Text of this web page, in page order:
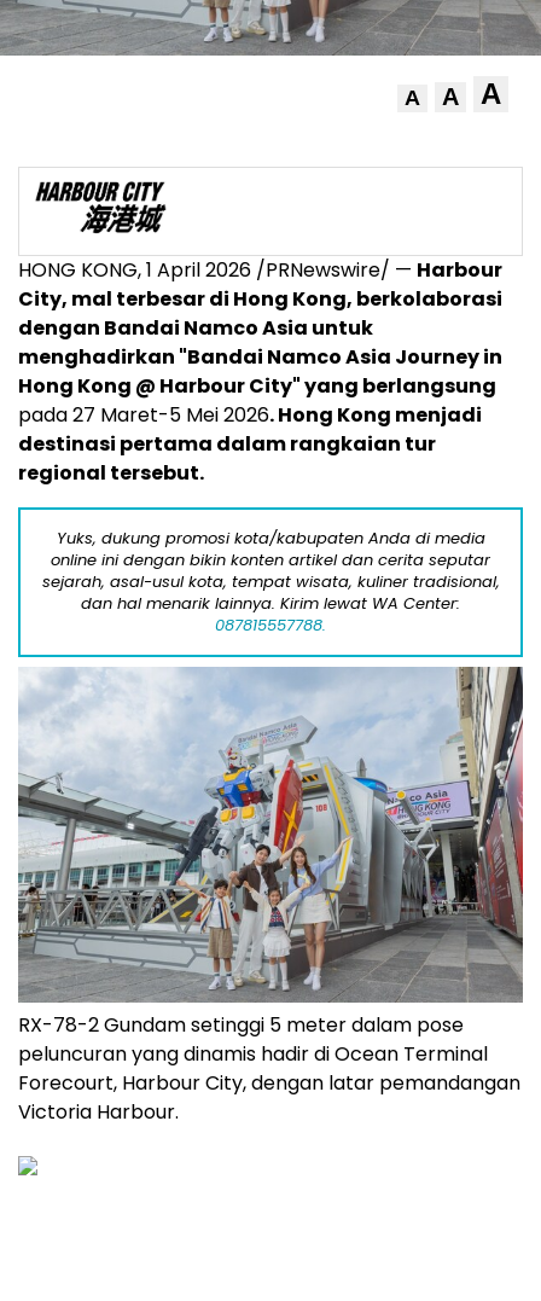
A A A
HONG KONG, 1 April 2026 /PRNewswire/ — Harbour
City, mal terbesar di Hong Kong, berkolaborasi
dengan Bandai Namco Asia untuk
menghadirkan "Bandai Namco Asia Journey in
Hong Kong @ Harbour City" yang berlangsung
pada 27 Maret-5 Mei 2026. Hong Kong menjadi
destinasi pertama dalam rangkaian tur
regional tersebut.
Yuks, dukung promosi kota/kabupaten Anda di media
online ini dengan bikin konten artikel dan cerita seputar
sejarah, asal-usul kota, tempat wisata, kuliner tradisional,
dan hal menarik lainnya. Kirim lewat WA Center:
087815557788.
RX-78-2 Gundam setinggi 5 meter dalam pose
peluncuran yang dinamis hadir di Ocean Terminal
Forecourt, Harbour City, dengan latar pemandangan
Victoria Harbour.